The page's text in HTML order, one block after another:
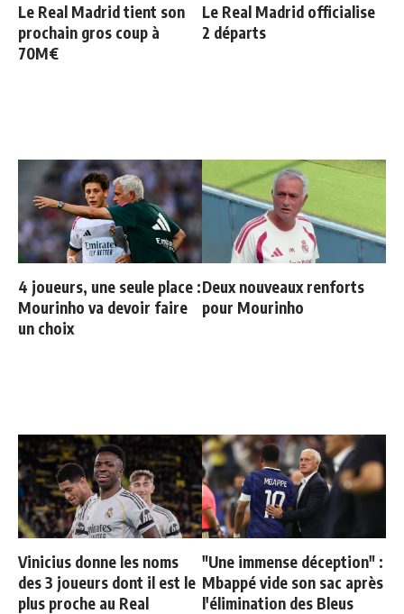
Le Real Madrid tient son
prochain gros coup à
70M€
Le Real Madrid officialise
2 départs
4 joueurs, une seule place :
Mourinho va devoir faire
un choix
Deux nouveaux renforts
pour Mourinho
Vinicius donne les noms
des 3 joueurs dont il est le
plus proche au Real
"Une immense déception" :
Mbappé vide son sac après
l'élimination des Bleus